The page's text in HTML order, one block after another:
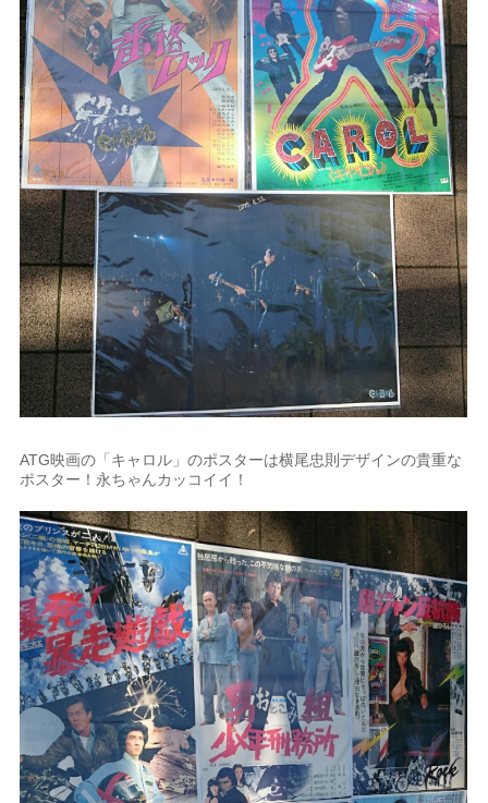
ATG映画の「キャロル」のポスターは横尾忠則デザインの貴重な
ポスター！永ちゃんカッコイイ！